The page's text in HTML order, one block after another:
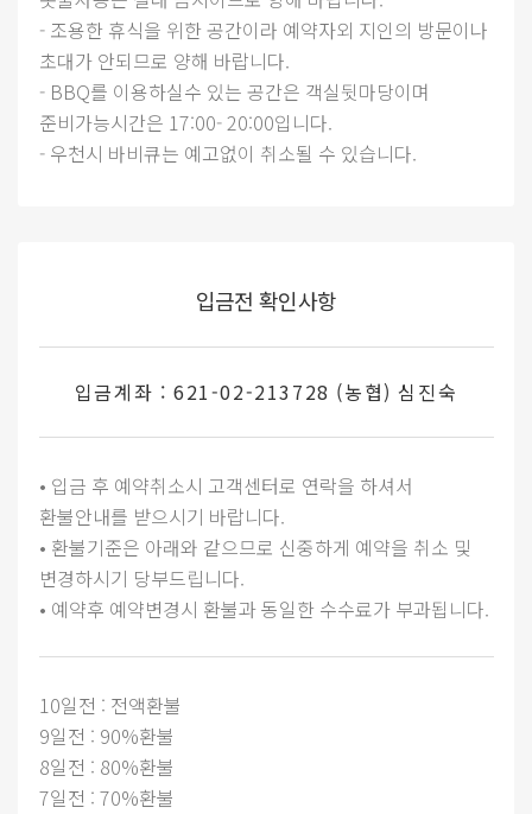
- 조용한 휴식을 위한 공간이라 예약자외 지인의 방문이나
초대가 안되므로 양해 바랍니다.
- BBQ를 이용하실수 있는 공간은 객실뒷마당이며
준비가능시간은 17:00- 20:00입니다.
- 우천시 바비큐는 예고없이 취소될 수 있습니다.
입금전 확인사항
입금계좌 : 621-02-213728 (농협) 심진숙
• 입금 후 예약취소시 고객센터로 연락을 하셔서
환불안내를 받으시기 바랍니다.
• 환불기준은 아래와 같으므로 신중하게 예약을 취소 및
변경하시기 당부드립니다.
• 예약후 예약변경시 환불과 동일한 수수료가 부과됩니다.
10일전 : 전액환불
9일전 : 90%환불
8일전 : 80%환불
7일전 : 70%환불